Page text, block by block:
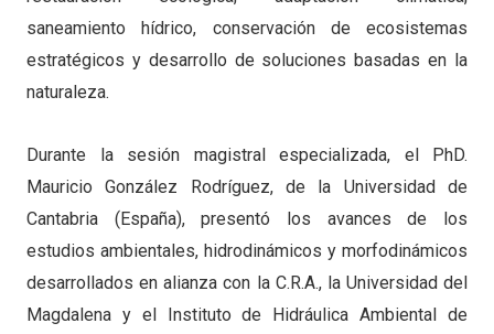
saneamiento hídrico, conservación de ecosistemas
estratégicos y desarrollo de soluciones basadas en la
naturaleza.
Durante la sesión magistral especializada, el PhD.
Mauricio González Rodríguez, de la Universidad de
Cantabria (España), presentó los avances de los
estudios ambientales, hidrodinámicos y morfodinámicos
desarrollados en alianza con la C.R.A., la Universidad del
Magdalena y el Instituto de Hidráulica Ambiental de